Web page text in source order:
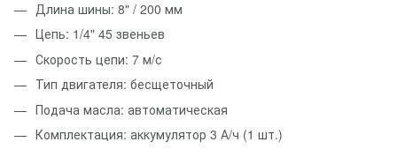
Длина шины: 8" / 200 мм
Цепь: 1/4" 45 звеньев
Скорость цепи: 7 м/с
Тип двигателя: бесщеточный
Подача масла: автоматическая
Комплектация: аккумулятор 3 А/ч (1 шт.)